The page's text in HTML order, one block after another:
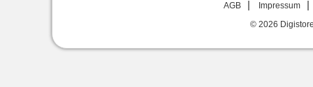
AGB
Impressum
© 2026